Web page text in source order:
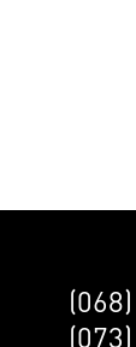
(068)
(073)